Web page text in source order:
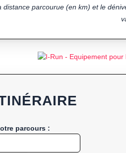
parcourue (en km) et le
parcours :